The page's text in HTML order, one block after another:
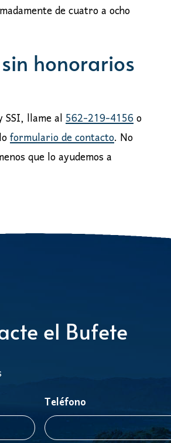
de cuatro a ocho
honorarios
SSI, llame al562-219-4156o
formulario de contacto. No
que lo ayudemos a
el Bufete
Teléfono